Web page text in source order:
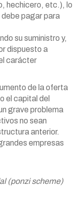
hechicero, etc.), lo
debe pagar para
su suministro y,
dispuesto a
carácter
de la oferta
el capital del
grave problema
no sean
anterior.
empresas
(ponzi scheme)